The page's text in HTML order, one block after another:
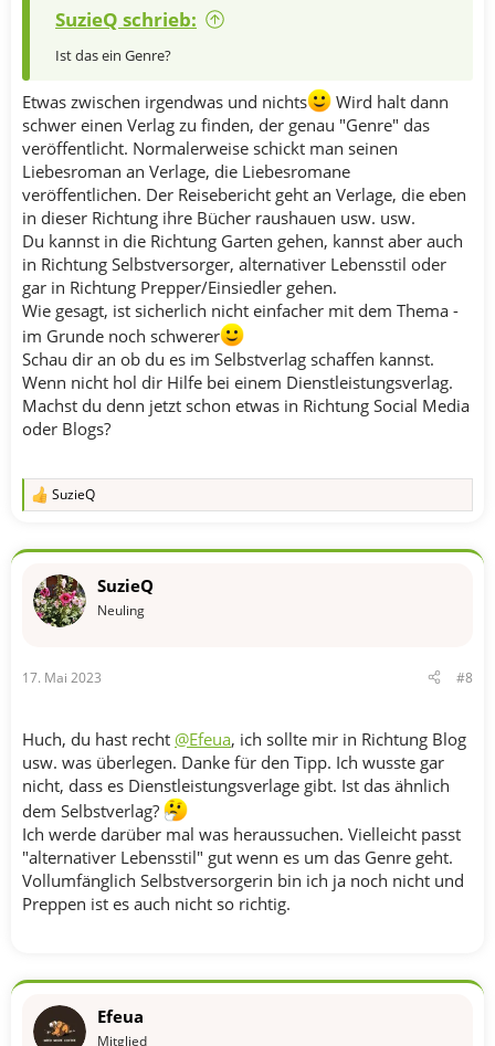
SuzieQ schrieb:
Ist das ein Genre?
Etwas zwischen irgendwas und nichts
Wird halt dann
schwer einen Verlag zu finden, der genau "Genre" das
veröffentlicht. Normalerweise schickt man seinen
Liebesroman an Verlage, die Liebesromane
veröffentlichen. Der Reisebericht geht an Verlage, die eben
in dieser Richtung ihre Bücher raushauen usw. usw.
Du kannst in die Richtung Garten gehen, kannst aber auch
in Richtung Selbstversorger, alternativer Lebensstil oder
gar in Richtung Prepper/Einsiedler gehen.
Wie gesagt, ist sicherlich nicht einfacher mit dem Thema -
im Grunde noch schwerer
Schau dir an ob du es im Selbstverlag schaffen kannst.
Wenn nicht hol dir Hilfe bei einem Dienstleistungsverlag.
Machst du denn jetzt schon etwas in Richtung Social Media
oder Blogs?
R
k
o
:
SuzieQ
SuzieQ
Neuling
17. Mai 2023 #8
Huch, du hast recht @Efeua, ich sollte mir in Richtung Blog
usw. was überlegen. Danke für den Tipp. Ich wusste gar
nicht, dass es Dienstleistungsverlage gibt. Ist das ähnlich
dem Selbstverlag?
Ich werde darüber mal was heraussuchen. Vielleicht passt
"alternativer Lebensstil" gut wenn es um das Genre geht.
Vollumfänglich Selbstversorgerin bin ich ja noch nicht und
Preppen ist es auch nicht so richtig.
Efeua
Mitglied